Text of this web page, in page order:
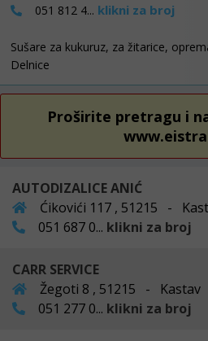
051 812 4... klikni za broj
Sušare za kukuruz, za žitarice,
Delnice
Proširite pretragu i
AUTODIZALICE ANIĆ
Ćikovići 117 , 51215 -
051 687 0... klikni za broj
CARR SERVICE
Žegoti 8 , 51215 - Kastav
051 277 0... klikni za broj